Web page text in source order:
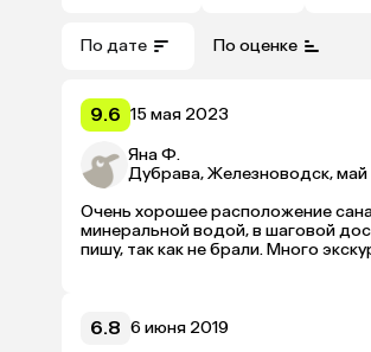
По дате По оценке
9.6 15 мая 2023
Яна Ф.
Дубрава, Железноводск,
Очень хорошее расположение
минеральной водой, в шаговой
6.8 6 июня 2019